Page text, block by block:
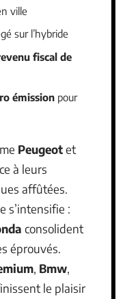
ville
sur l’hybride
fiscal de
émission pour
Peugeotet
à leurs
affûtées.
s’intensifie :
consolident
éprouvés.
, Bmw,
le plaisir